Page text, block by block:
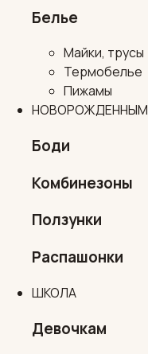
Белье
Майки, трусы
Термобелье
Пижамы
НОВОРОЖДЕННЫМ
Боди
Комбинезоны
Ползунки
Распашонки
ШКОЛА
Девочкам